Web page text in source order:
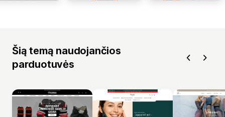
Šią temą naudojančios
parduotuvės